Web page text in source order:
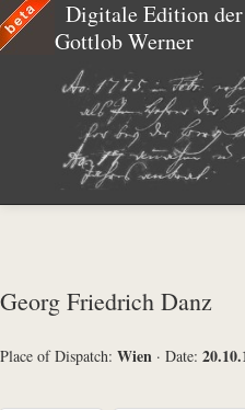
Digitale Edition
Gottlob Werner
Georg Friedrich Danz
Place of Dispatch: Wien · Date: